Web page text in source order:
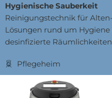
Hygienische Sauberkeit
Reinigungstechnik für
Lösungen rund um
desinfizierte
Pflegeheim